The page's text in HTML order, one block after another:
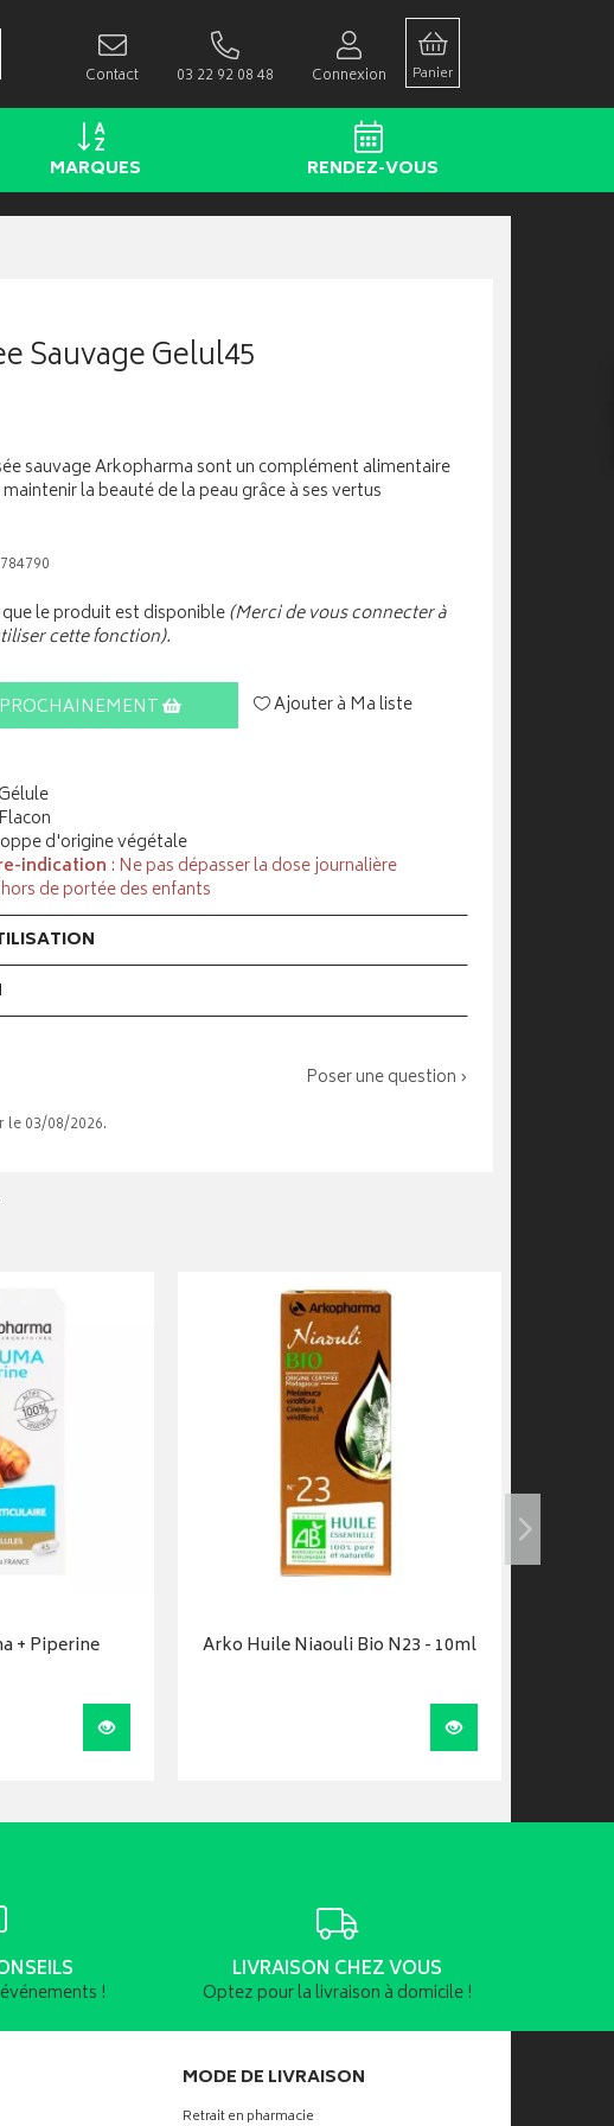
Contact 03 22 92 08 48 Connexion Panier
MARQUES RENDEZ-VOUS
Sauvage Gelul45
sauvage Arkopharma sont un complément alimentaire
la beauté de la peau grâce à ses vertus
le produit est disponible(Merci de vous connecter à
cette fonction).
PROCHAINEMENT Ajouter à Ma liste
d'origine végétale
indication : Ne pas dépasser la dose journalière
de portée des enfants
Poser une question ›
le 03/08/2026.
+ Piperine
Visualiser
Arko Huile Niaouli Bio N23 - 10ml
Visualiser
!
LIVRAISON CHEZ VOUS
Optez pour la livraison à domicile !
MODE DE LIVRAISON
Retrait en pharmacie